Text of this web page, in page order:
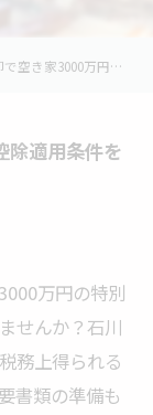
特別控除適用条件を石川県野々市市で確認
除適用条件を
万円の特別
せんか？石川
務上得られる
書類の準備も